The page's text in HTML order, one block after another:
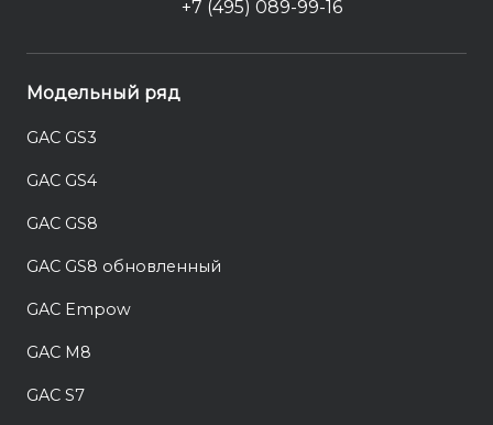
+7 (495) 089-99-16
Модельный ряд
GAC GS3
GAC GS4
GAC GS8
GAC GS8 обновленный
GAC Empow
GAC M8
GAC S7